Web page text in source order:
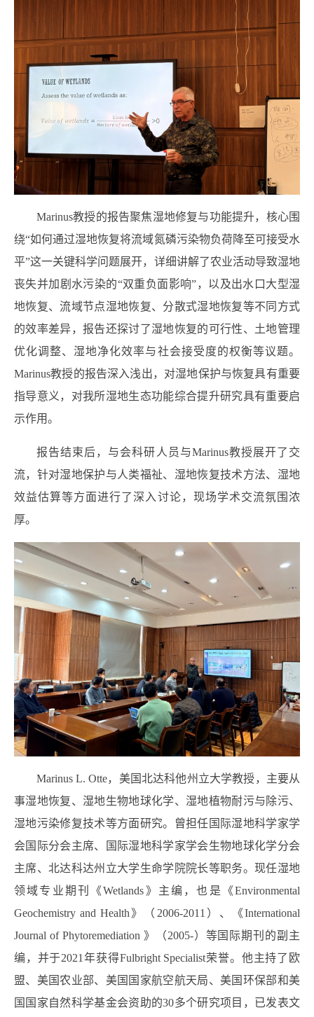
Marinus教授的报告聚焦湿地修复与功能提升，核心围
绕“如何通过湿地恢复将流域氮磷污染物负荷降至可接受水
平”这一关键科学问题展开，详细讲解了农业活动导致湿地
丧失并加剧水污染的“双重负面影响”，以及出水口大型湿
地恢复、流域节点湿地恢复、分散式湿地恢复等不同方式
的效率差异，报告还探讨了湿地恢复的可行性、土地管理
优化调整、湿地净化效率与社会接受度的权衡等议题。
Marinus教授的报告深入浅出，对湿地保护与恢复具有重要
指导意义，对我所湿地生态功能综合提升研究具有重要启
示作用。
报告结束后，与会科研人员与Marinus教授展开了交
流，针对湿地保护与人类福祉、湿地恢复技术方法、湿地
效益估算等方面进行了深入讨论，现场学术交流氛围浓
厚。
Marinus L. Otte，美国北达科他州立大学教授，主要从
事湿地恢复、湿地生物地球化学、湿地植物耐污与除污、
湿地污染修复技术等方面研究。曾担任国际湿地科学家学
会国际分会主席、国际湿地科学家学会生物地球化学分会
主席、北达科达州立大学生命学院院长等职务。现任湿地
领域专业期刊《Wetlands 》主编，也是《Environmental
Geochemistry and Health 》（ 2006-2011 ）、《International
Journal of Phytoremediation 》（2005-）等国际期刊的副主
编，并于2021 年获得Fulbright Specialist荣誉。他主持了欧
盟、美国农业部、美国国家航空航天局、美国环保部和美
国国家自然科学基金会资助的30多个研究项目，已发表文